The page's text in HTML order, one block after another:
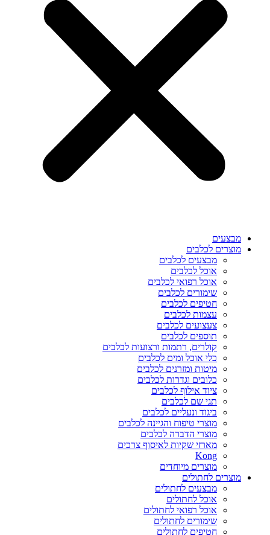
מבצעים
מוצרים לכלבים
מבצעים לכלבים
אוכל לכלבים
אוכל רפואי לכלבים
שימורים לכלבים
חטיפים לכלבים
עצמות לכלבים
צעצועים לכלבים
תוספים לכלבים
קולרים, רתמות ורצועות לכלבים
כלי אוכל ומים לכלבים
מיטות ומזרנים לכלבים
כלובים וגדרות לכלבים
ציוד אילוף לכלבים
תגי שם לכלבים
ביגוד ונעליים לכלבים
מוצרי טיפוח והגיינה לכלבים
מוצרי הדברה לכלבים
מארזי שקיות לאיסוף צרכים
Kong
מוצרים מיוחדים
מוצרים לחתולים
מבצעים לחתולים
אוכל לחתולים
אוכל רפואי לחתולים
שימורים לחתולים
חטיפים לחתולים